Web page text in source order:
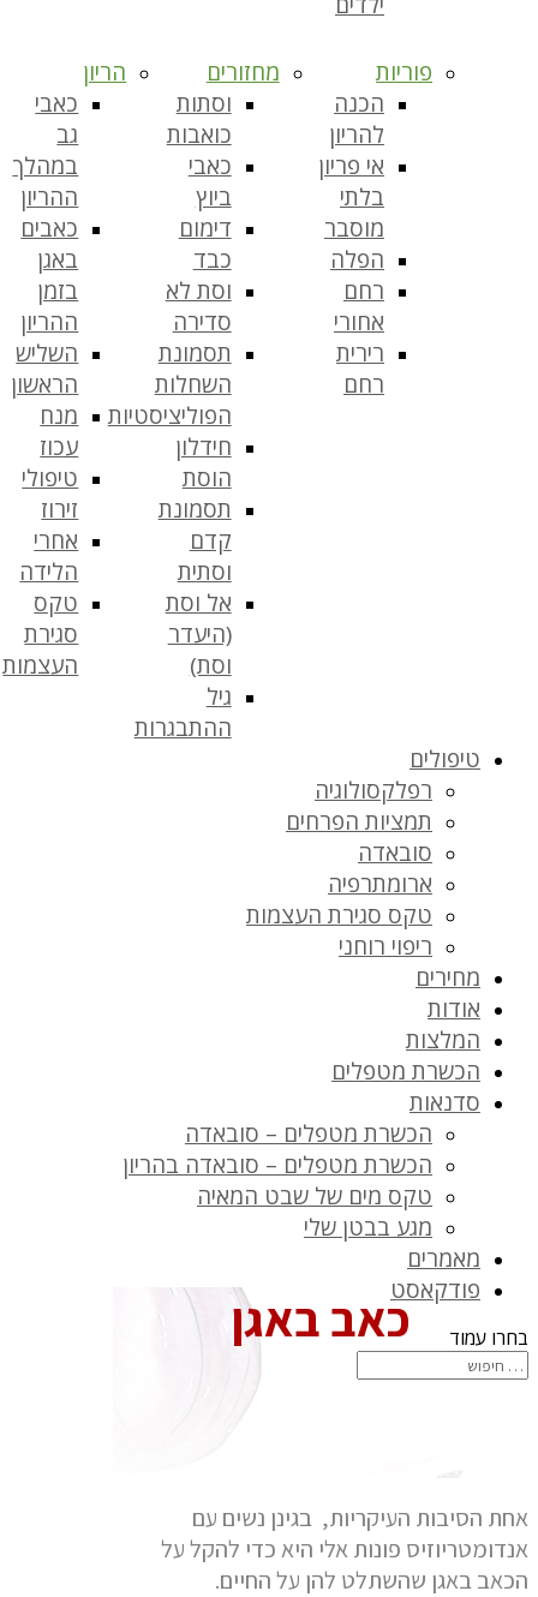
פוריות
הכנה
להריון
אי פריון
בלתי
מוסבר
הפלה
רחם
אחורי
רירית
רחם
מחזורים
וסתות
כואבות
כאבי
ביוץ
דימום
כבד
וסת לא
סדירה
תסמונת
השחלות
הפוליציסטיות
חידלון
הוסת
תסמונת
קדם
וסתית
אל וסת
(היעדר
וסת)
גיל
ההתבגרות
הריון
כאבי
גב
במהלך
ההריון
כאבים
באגן
בזמן
ההריון
השליש
הראשון
מנח
עכוז
טיפולי
זירוז
אחרי
הלידה
טקס
סגירת
העצמות
טיפולים
רפלקסולוגיה
תמציות הפרחים
סובאדה
ארומתרפיה
טקס סגירת העצמות
ריפוי רוחני
מחירים
אודות
המלצות
הכשרת מטפלים
סדנאות
הכשרת מטפלים – סובאדה
הכשרת מטפלים – סובאדה בהריון
טקס מים של שבט המאיה
מגע בבטן שלי
מאמרים
פודקאסט
בחרו עמוד כאב באגן
אחת הסיבות העיקריות, בגינן נשים עם
אנדומטריוזיס פונות אלי היא כדי להקל על
הכאב באגן שהשתלט להן על החיים.